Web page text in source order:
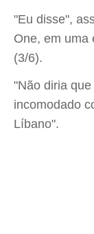
"Eu disse",
One, em uma
(3/6).
"Não diria
incomodado
Líbano".